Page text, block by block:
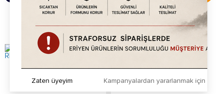
Kampanyalardan yararlanmak için
Zaten üyeyim